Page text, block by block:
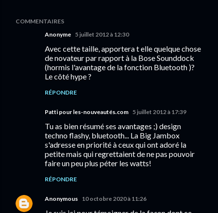
COMMENTAIRES
Anonyme 5 juillet 2012 à 12:30
Avec cette taille, apportera t elle quelque chose
de novateur par rapport à la Bose Sounddock
(hormis l'avantage de la fonction Bluetooth )?
Le côté hype ?
RÉPONDRE
Patti pour les-nouveautés.com 5 juillet 2012 à 17:39
Tu as bien résumé ses avantages ;) design
techno flashy, bluetooth... La Big Jambox
s'adresse en priorité à ceux qui ont adoré la
petite mais qui regrettaient de ne pas pouvoir
faire un peu plus péter les watts!
RÉPONDRE
Anonymous 10 octobre 2020 à 11:26